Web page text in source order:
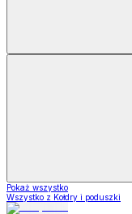
Pokaż wszystko
Wszystko z Kołdry i poduszki